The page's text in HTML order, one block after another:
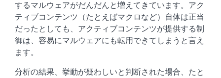
するマルウェアがだんだんと増えてきています。アク
ティブコンテンツ（たとえばマクロなど）自体は正当
だったとしても、アクティブコンテンツが提供する制
御は、容易にマルウェアにも転用できてしまうと言え
ます。
分析の結果、挙動が疑わしいと判断された場合、たと